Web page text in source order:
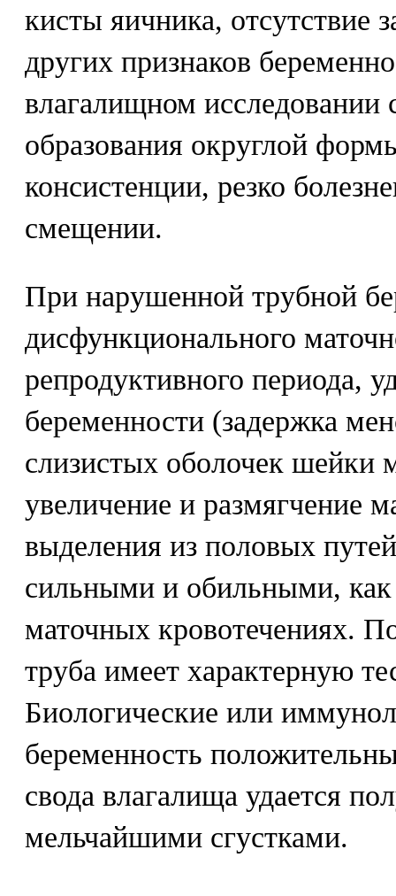
кисты яичника, отсутствие
других признаков
влагалищном исследовании
образования округлой
консистенции, резко
смещении.
При нарушенной трубной
дисфункционального
репродуктивного периода,
беременности (задержка
слизистых оболочек шейки
увеличение и размягчение
выделения из половых
сильными и обильными,
маточных кровотечениях.
труба имеет характерную
Биологические или
беременность
свода влагалища удается
мельчайшими сгустками.